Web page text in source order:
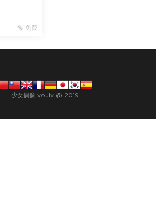
免费
少女偶像 youiv @ 2019